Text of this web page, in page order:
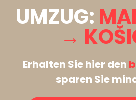
UMZUG:
→
Erhalten Sie hier den
sparen Sie